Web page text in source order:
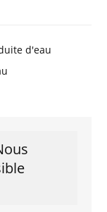
d'eau